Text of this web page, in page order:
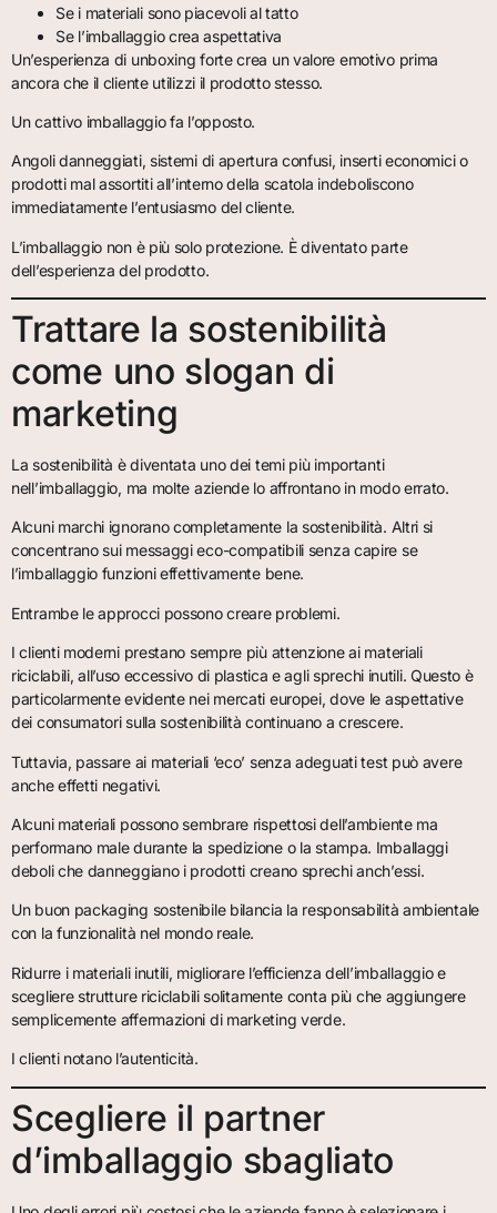
Se i materiali sono piacevoli al tatto
Se l’imballaggio crea aspettativa
Un’esperienza di unboxing forte crea un valore emotivo prima
ancora che il cliente utilizzi il prodotto stesso.
Un cattivo imballaggio fa l’opposto.
Angoli danneggiati, sistemi di apertura confusi, inserti economici o
prodotti mal assortiti all’interno della scatola indeboliscono
immediatamente l’entusiasmo del cliente.
L’imballaggio non è più solo protezione. È diventato parte
dell’esperienza del prodotto.
Trattare la sostenibilità
come uno slogan di
marketing
La sostenibilità è diventata uno dei temi più importanti
nell’imballaggio, ma molte aziende lo affrontano in modo errato.
Alcuni marchi ignorano completamente la sostenibilità. Altri si
concentrano sui messaggi eco-compatibili senza capire se
l’imballaggio funzioni effettivamente bene.
Entrambe le approcci possono creare problemi.
I clienti moderni prestano sempre più attenzione ai materiali
riciclabili, all’uso eccessivo di plastica e agli sprechi inutili. Questo è
particolarmente evidente nei mercati europei, dove le aspettative
dei consumatori sulla sostenibilità continuano a crescere.
Tuttavia, passare ai materiali ‘eco’ senza adeguati test può avere
anche effetti negativi.
Alcuni materiali possono sembrare rispettosi dell’ambiente ma
performano male durante la spedizione o la stampa. Imballaggi
deboli che danneggiano i prodotti creano sprechi anch’essi.
Un buon packaging sostenibile bilancia la responsabilità ambientale
con la funzionalità nel mondo reale.
Ridurre i materiali inutili, migliorare l’efficienza dell’imballaggio e
scegliere strutture riciclabili solitamente conta più che aggiungere
semplicemente affermazioni di marketing verde.
I clienti notano l’autenticità.
Scegliere il partner
d’imballaggio sbagliato